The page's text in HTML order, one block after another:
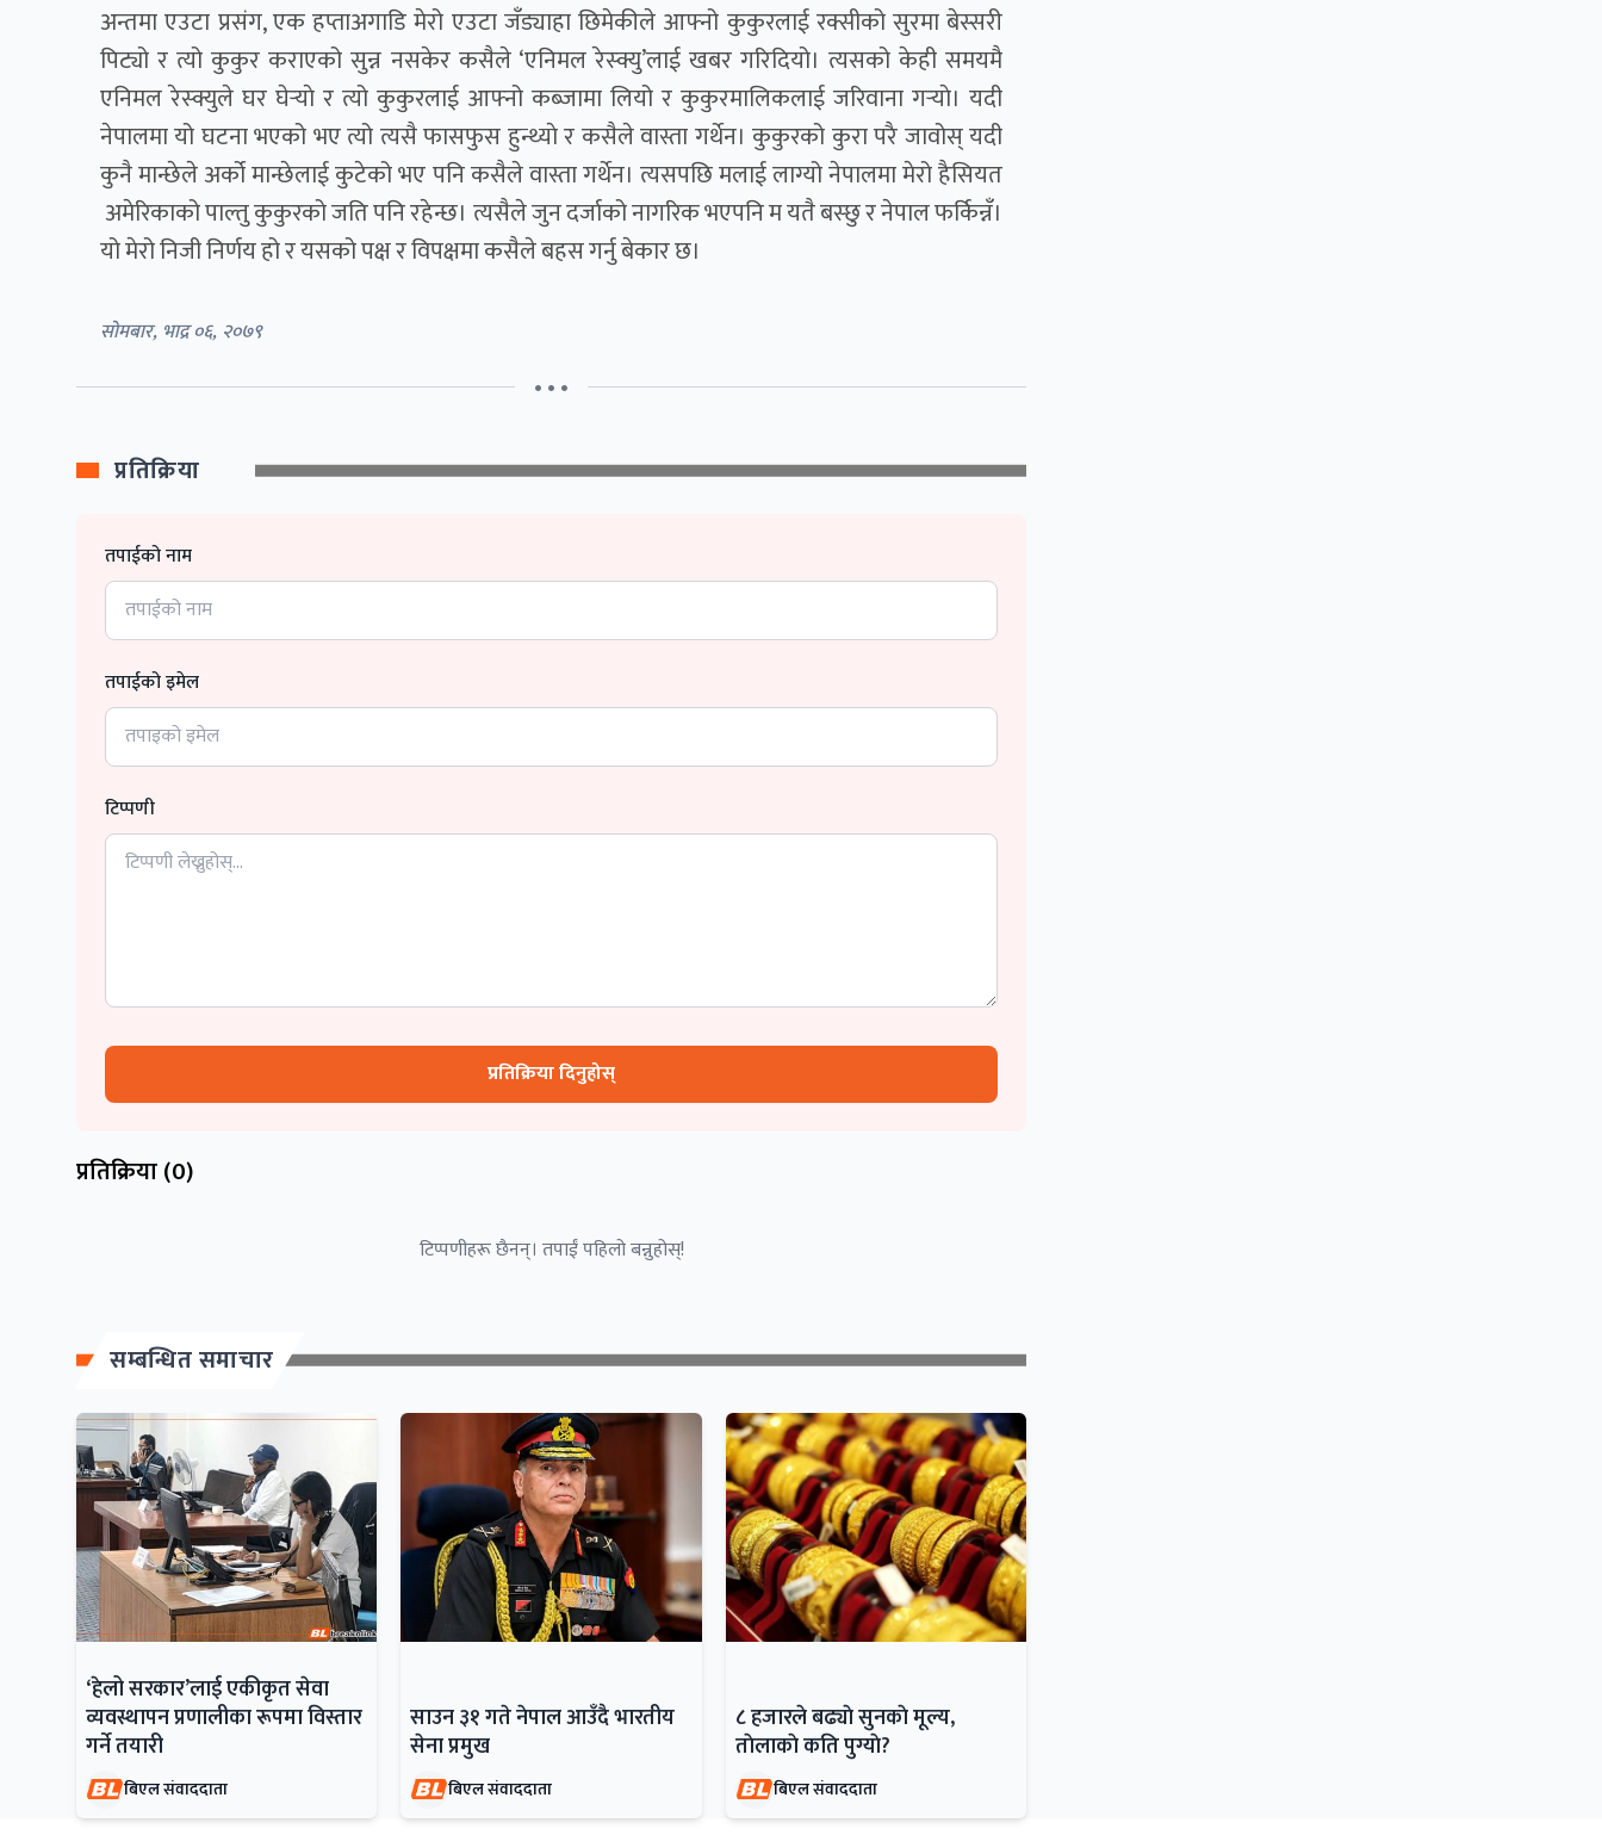
अन्तमा एउटा प्रसंग, एक हप्ताअगाडि मेरो एउटा जँड्याहा छिमेकीले आफ्नो कुकुरलाई रक्सीको सुरमा बेस्सरी
पिट्यो र त्यो कुकुर कराएको सुन्न नसकेर कसैले ‘एनिमल रेस्क्यु’लाई खबर गरिदियो। त्यसको केही समयमै
एनिमल रेस्क्युले घर घेर्‍याे र त्यो कुकुरलाई आफ्नो कब्जामा लियो र कुकुरमालिकलाई जरिवाना गर्‍याे। यदी
नेपालमा यो घटना भएको भए त्यो त्यसै फासफुस हुन्थ्याे र कसैले वास्ता गर्थेन। कुकुरको कुरा परै जावोस् यदी
कुनै मान्छेले अर्को मान्छेलाई कुटेको भए पनि कसैले वास्ता गर्थेन। त्यसपछि मलाई लाग्यो नेपालमा मेरो हैसियत
अमेरिकाको पाल्तु कुकुरको जति पनि रहेन्छ। त्यसैले जुन दर्जाको नागरिक भएपनि म यतै बस्छु र नेपाल फर्किन्नँ।
यो मेरो निजी निर्णय हो र यसको पक्ष र विपक्षमा कसैले बहस गर्नु बेकार छ।
सोमबार, भाद्र ०६, २०७९
• • •
प्रतिक्रिया
तपाईको नाम
तपाईको इमेल
टिप्पणी
प्रतिक्रिया दिनुहोस्
प्रतिक्रिया (0)
टिप्पणीहरू छैनन्। तपाईं पहिलो बन्नुहोस्!
सम्बन्धित समाचार
‘हेलो सरकार’लाई एकीकृत सेवा
व्यवस्थापन प्रणालीका रूपमा विस्तार
गर्ने तयारी
बिएल संवाददाता
साउन ३१ गते नेपाल आउँदै भारतीय
सेना प्रमुख
बिएल संवाददाता
८ हजारले बढ्याे सुनकाे मूल्य,
ताेलाकाे कति पुग्याे?
बिएल संवाददाता